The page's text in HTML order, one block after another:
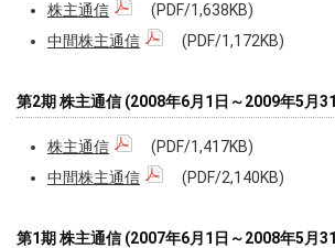
株主通信
(PDF/1,638KB)
中間株主通信
(PDF/1,172KB)
第2期 株主通信 (2008年6月1日～2009年5月
株主通信
(PDF/1,417KB)
中間株主通信
(PDF/2,140KB)
第1期 株主通信 (2007年6月1日～2008年5月